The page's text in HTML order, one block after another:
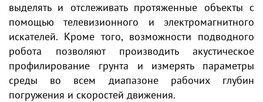
выделять и отслеживать протяженные объекты с
помощью телевизионного и электромагнитного
искателей. Кроме того, возможности подводного
робота позволяют производить акустическое
профилирование грунта и измерять параметры
среды во всем диапазоне рабочих глубин
погружения и скоростей движения.